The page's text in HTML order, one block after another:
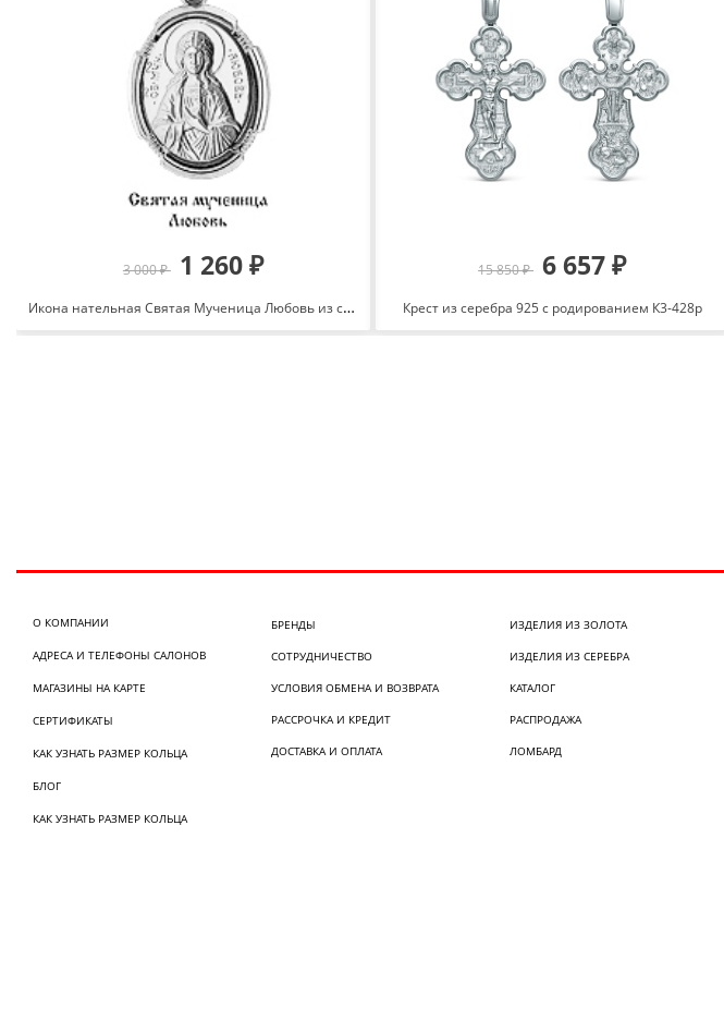
3 000 ₽ 1 260 ₽
Икона нательная Святая Мученица Любовь из серебра 925 с родированием 10848.5
15 850 ₽ 6 657 ₽
Крест из серебра 925 с родированием К3-428р
О КОМПАНИИ
АДРЕСА И ТЕЛЕФОНЫ САЛОНОВ
МАГАЗИНЫ НА КАРТЕ
СЕРТИФИКАТЫ
КАК УЗНАТЬ РАЗМЕР КОЛЬЦА
БЛОГ
КАК УЗНАТЬ РАЗМЕР КОЛЬЦА
БРЕНДЫ
СОТРУДНИЧЕСТВО
УСЛОВИЯ ОБМЕНА И ВОЗВРАТА
РАССРОЧКА И КРЕДИТ
ДОСТАВКА И ОПЛАТА
ИЗДЕЛИЯ ИЗ ЗОЛОТА
ИЗДЕЛИЯ ИЗ СЕРЕБРА
КАТАЛОГ
РАСПРОДАЖА
ЛОМБАРД